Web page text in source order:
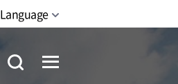
Language